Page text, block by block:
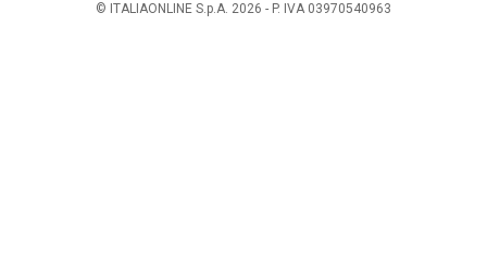
© ITALIAONLINE S.p.A. 2026 - P. IVA 03970540963